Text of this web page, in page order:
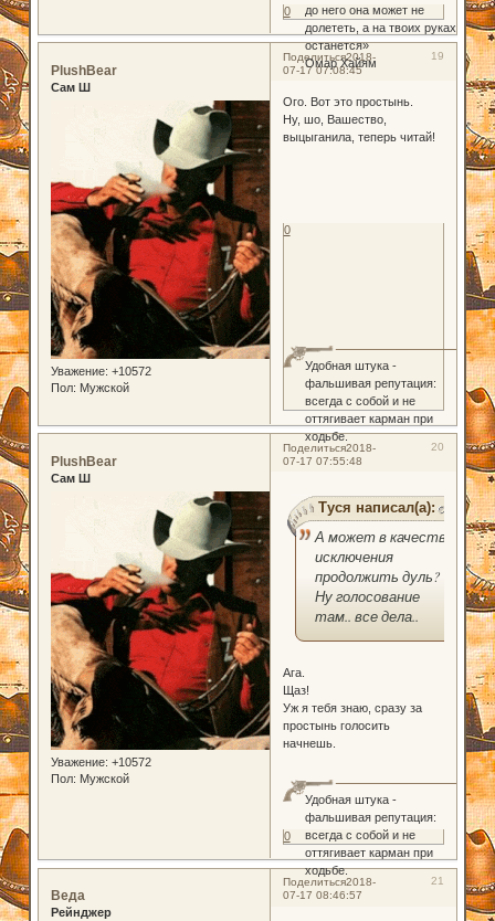
до него она может не
долететь, а на твоих руках
останется»
Омар Хайям
0
Поделиться 19
2018-
07-17 07:08:45
PlushBear
Сам Ш
Уважение: +10572
Пол: Мужской
Ого. Вот это простынь.
Ну, шо, Вашество,
выцыганила, теперь читай!
Удобная штука -
фальшивая репутация:
всегда с собой и не
оттягивает карман при
ходьбе.
0
Поделиться 20
2018-
07-17 07:55:48
PlushBear
Сам Ш
Уважение: +10572
Пол: Мужской
Туся написал(а):
А может в качестве
исключения
продолжить дуль?
Ну голосование
там.. все дела..
Ага.
Щаз!
Уж я тебя знаю, сразу за
простынь голосить
начнешь.
Удобная штука -
фальшивая репутация:
всегда с собой и не
оттягивает карман при
ходьбе.
0
Поделиться 21
2018-
07-17 08:46:57
Веда
Рейнджер